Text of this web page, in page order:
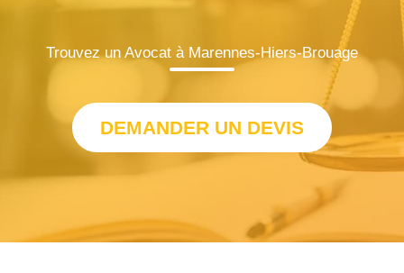
Trouvez un Avocat à Marennes-Hiers-Brouage
DEMANDER UN DEVIS